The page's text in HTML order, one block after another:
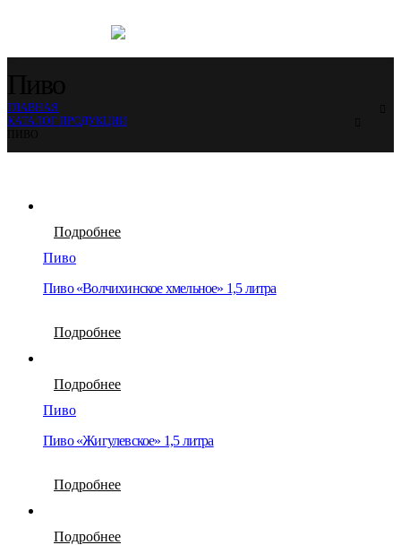
ГЛАВНАЯ
КАТАЛОГ ПРОДУКЦИИ
Подробнее
Пиво
Пиво «Волчихинское хмельное» 1,5 литра
Подробнее
Подробнее
Пиво
Пиво «Жигулевское» 1,5 литра
Подробнее
Подробнее